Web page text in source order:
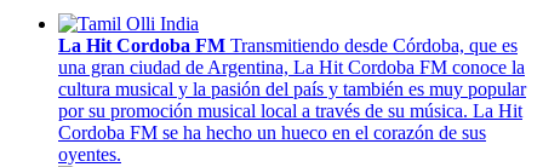
La Hit Cordoba FM Transmitiendo desde Córdoba, que es
una gran ciudad de Argentina, La Hit Cordoba FM conoce la
cultura musical y la pasión del país y también es muy popular
por su promoción musical local a través de su música. La Hit
Cordoba FM se ha hecho un hueco en el corazón de sus
oyentes.